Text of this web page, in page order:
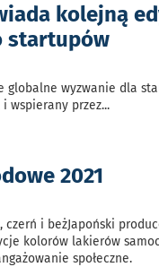
kolejną
startupów
globalne wyzwanie dla
i wspierany przez...
2021
czerń i beżJapoński
kolorów lakierów
społeczne.